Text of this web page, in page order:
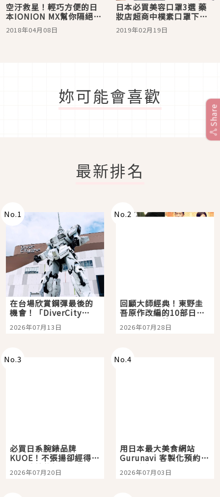
空汙救星！輕巧方便的日
本IONION MX幫你隔絕髒
空氣
2018年04月08日
日本必買美容口罩3選 藥
妝店超商中樸素口罩下的
祕密！
2019年02月19日
妳可能會喜歡
最新排名
No.1
在台場欣賞鋼彈最後的
機會！「DiverCity
Tokyo Plaza」搭船、
購物、美食及夜景，一
2026年07月13日
No.2
回顧大師經典！東野圭
吾原作改編的10部日本
影視作品推薦
2026年07月28日
No.3
必買日系腕錶品牌
KUOE！不張揚卻經得起
時間洗鍊的經典之作五
選
2026年07月20日
No.4
用日本最大美食網站
Gurunavi 客製化預約九
大都市餐廳，打造專屬
美食體驗！
2026年07月03日
Share